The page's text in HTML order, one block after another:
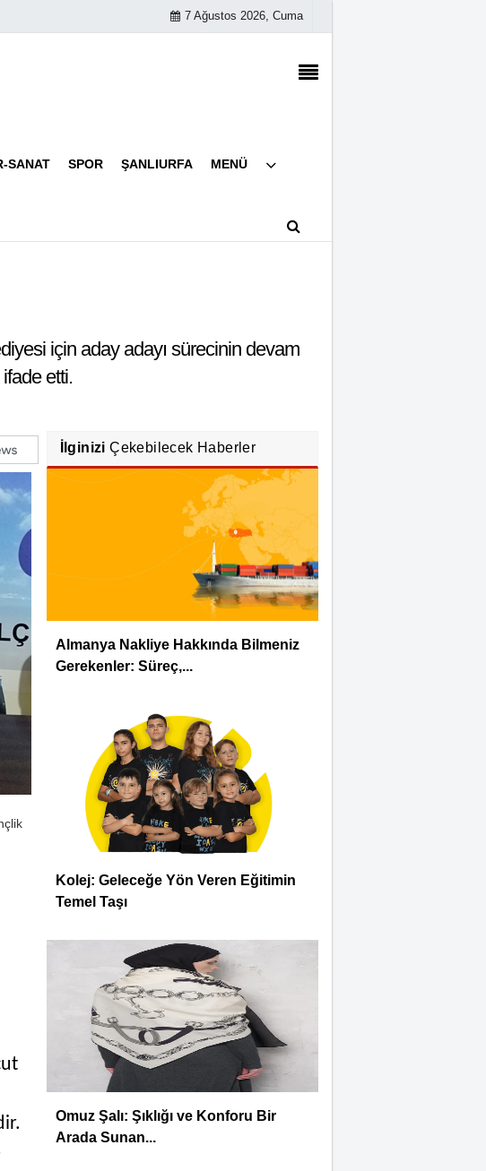
7 Ağustos 2026, Cuma
SANAT SPOR ŞANLIURFA MENÜ
İletişim
için aday adayı sürecinin devam
etti.
İlginizi Çekebilecek Haberler
Almanya Nakliye Hakkında Bilmeniz
Gerekenler: Süreç,...
Kolej: Geleceğe Yön Veren Eğitimin
Temel Taşı
Omuz Şalı: Şıklığı ve Konforu Bir
Arada Sunan...